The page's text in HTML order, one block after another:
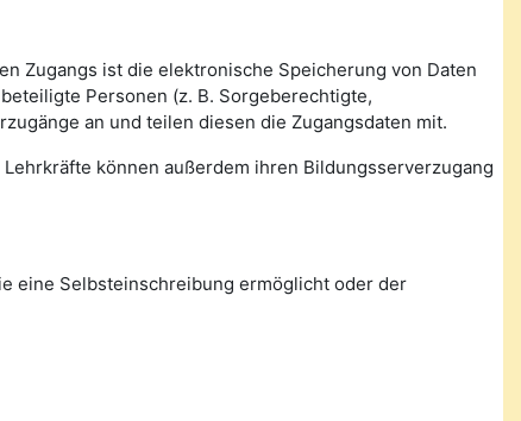
Zugangs ist die elektronische Speicherung von Daten
Personen (z. B. Sorgeberechtigte,
an und teilen diesen die Zugangsdaten mit.
können außerdem ihren Bildungsserverzugang
eine Selbsteinschreibung ermöglicht oder der